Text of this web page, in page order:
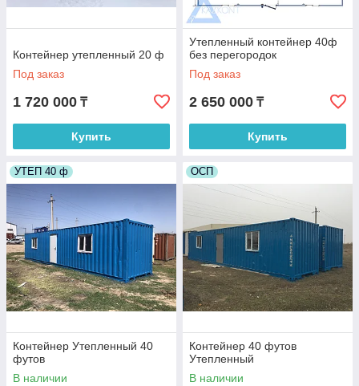
Контейнер утепленный 20 ф
Под заказ
1 720 000 ₸
Купить
Утепленный контейнер 40ф
без перегородок
Под заказ
2 650 000 ₸
Купить
УТЕП 40 ф
Контейнер Утепленный 40
футов
В наличии
ОСП
Контейнер 40 футов
Утепленный
В наличии